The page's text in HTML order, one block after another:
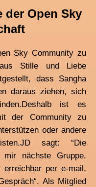
der Open Sky
Sky Community zu
Stille und Liebe
dass Sangha
daraus ziehen, sich
Deshalb ist es
der Community zu
oder andere
JD sagt: “Die
mir nächste Gruppe,
per e-mail,
Als Mitglied